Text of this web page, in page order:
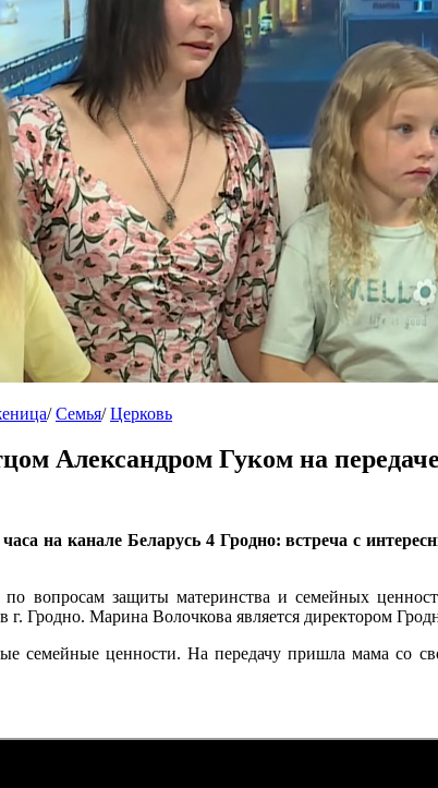
/Семья/Церковь
Александром Гуком на
на канале Беларусь 4 Гродно: встреча с
вопросам защиты материнства и семейных
Гродно. Марина Волочкова является директором
семейные ценности. На передачу пришла мама со